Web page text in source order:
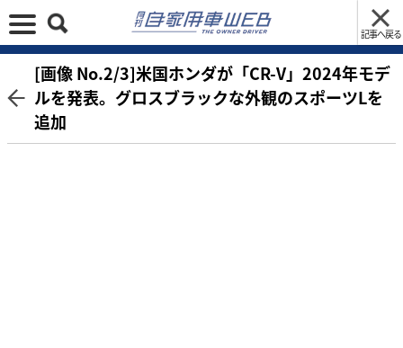
記事へ戻る
[画像 No.2/3]米国ホンダが「CR-V」2024年モデ
ルを発表。グロスブラックな外観のスポーツLを
追加